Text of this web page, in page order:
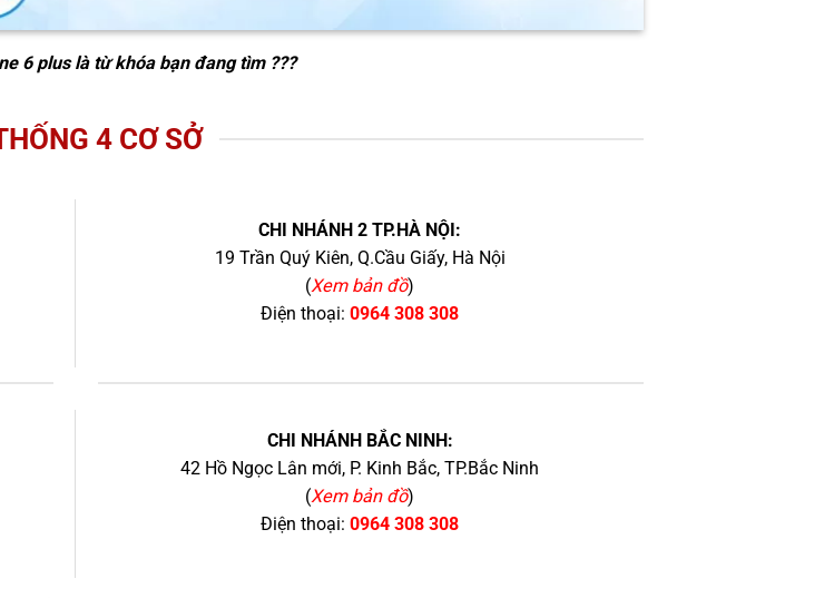
6 pluslà từ khóa bạn đang tìm ???
4 CƠ SỞ
CHI NHÁNH 2 TP.HÀ NỘI:
19 Trần Quý Kiên, Q.Cầu Giấy, Hà Nội
(Xem bản đồ)
Điện thoại: 0964 308 308
CHI NHÁNH BẮC NINH:
42 Hồ Ngọc Lân mới, P. Kinh Bắc, TP.Bắc Ninh
(Xem bản đồ)
Điện thoại: 0964 308 308